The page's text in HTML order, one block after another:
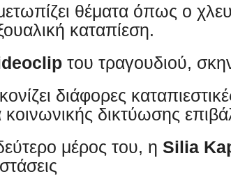
θέματα όπως ο
καταπίεση.
του τραγουδιού,
διάφορες
κοινωνικής δικτύωσης
μέρος του, η Silia